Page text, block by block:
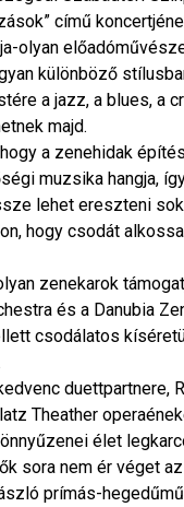
című
olyan
különböző
a jazz, a blues, a
majd.
a zenehidak
muzsika hangja,
lehet ereszteni
hogy csodát
zenekarok
és a Danubia
csodálatos
duettpartnere,
Theather
élet
sora nem ér véget
prímás-